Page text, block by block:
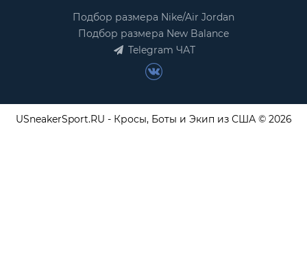
Подбор размера Nike/Air Jordan
Подбор размера New Balance
Telegram ЧАТ
USneakerSport.RU - Кросы, Боты и Экип из США © 2026